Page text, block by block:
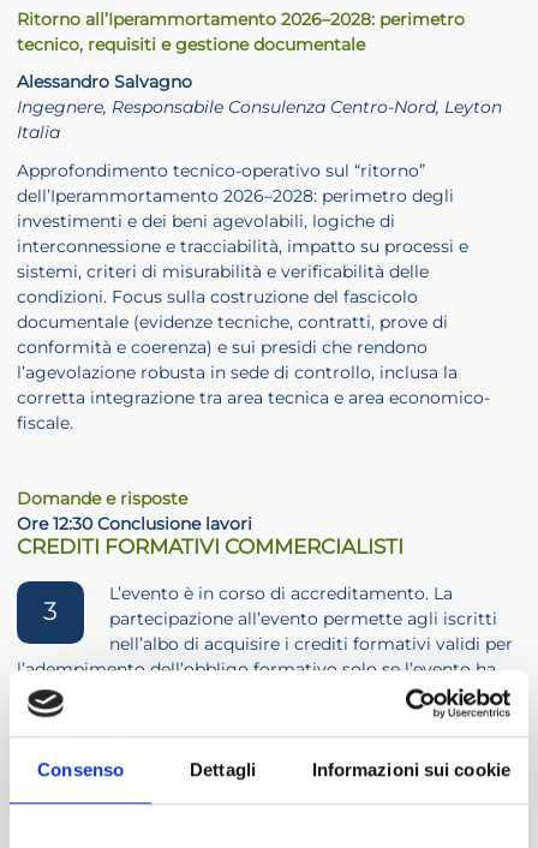
Consenso Dettagli Informazioni sui cookie
Ritorno all’Iperammortamento 2026–2028: perimetro
tecnico, requisiti e gestione documentale
Alessandro Salvagno
Ingegnere, Responsabile Consulenza Centro-Nord, Leyton
Italia
Approfondimento tecnico-operativo sul “ritorno”
dell’Iperammortamento 2026–2028: perimetro degli
investimenti e dei beni agevolabili, logiche di
interconnessione e tracciabilità, impatto su processi e
sistemi, criteri di misurabilità e verificabilità delle
condizioni. Focus sulla costruzione del fascicolo
documentale (evidenze tecniche, contratti, prove di
conformità e coerenza) e sui presidi che rendono
l’agevolazione robusta in sede di controllo, inclusa la
corretta integrazione tra area tecnica e area economico-
fiscale.
Domande e risposte
Ore 12:30 Conclusione lavori
CREDITI FORMATIVI COMMERCIALISTI
3
L’evento è in corso di accreditamento. La
partecipazione all’evento permette agli iscritti
nell’albo di acquisire i crediti formativi validi per
l’adempimento dell’obbligo formativo solo se l’evento ha
ottenuto l’accreditamento da parte del Consiglio Nazionale.
COSTI DI ISCRIZIONE